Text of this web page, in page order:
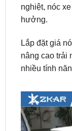
Lắp đặt giá
nhiều tính